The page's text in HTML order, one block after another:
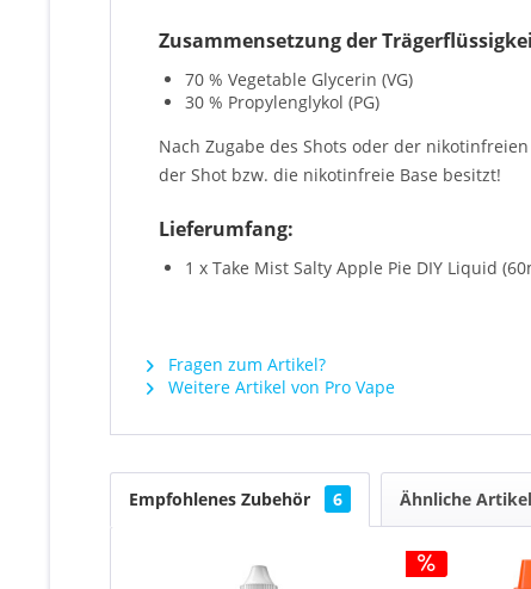
Zusammensetzung der
70 % Vegetable Glycerin (VG)
30 % Propylenglykol (PG)
Nach Zugabe des Shots oder der
der Shot bzw. die nikotinfreie Base besitzt!
Lieferumfang:
1 x Take Mist Salty Apple Pie DIY Liquid
Fragen zum Artikel?
Weitere Artikel von Pro Vape
Empfohlenes Zubehör 6 Ähnliche Artikel